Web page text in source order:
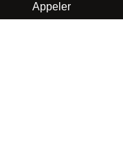
Appeler